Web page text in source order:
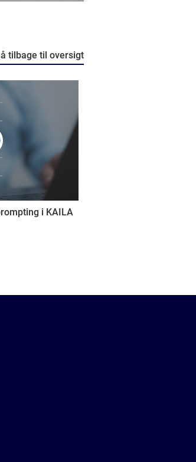
tilbage til oversigt
i KAILA